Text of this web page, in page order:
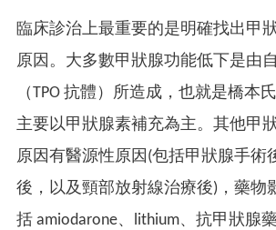
臨床診治上最重要的是明確找出甲
原因。大多數甲狀腺功能低下是由
（TPO 抗體）所造成，也就是橋本
主要以甲狀腺素補充為主。其他甲
原因有醫源性原因(包括甲狀腺手術
後，以及頸部放射線治療後)，藥物
括 amiodarone、lithium、抗甲狀腺